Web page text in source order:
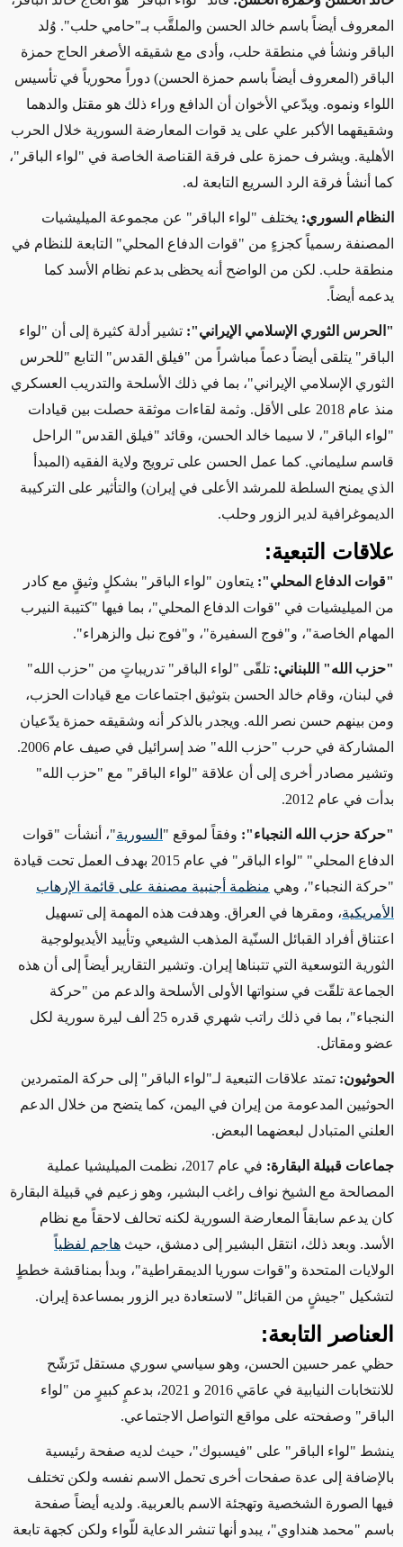
المعروف أيضاً باسم خالد الحسن والملقَّب بـ"حامي حلب". وُلد
الباقر ونشأ في منطقة حلب، وأدى مع شقيقه الأصغر الحاج حمزة
الباقر (المعروف أيضاً باسم حمزة الحسن) دوراً محورياً في تأسيس
اللواء ونموه. ويدّعي الأخوان أن الدافع وراء ذلك هو مقتل والدهما
وشقيقهما الأكبر علي على يد قوات المعارضة السورية خلال الحرب
الأهلية. ويشرف حمزة على فرقة القناصة الخاصة في "لواء الباقر"،
كما أنشأ فرقة الرد السريع التابعة له.
النظام السوري: يختلف "لواء الباقر" عن مجموعة الميليشيات
المصنفة رسمياً كجزءٍ من "قوات الدفاع المحلي" التابعة للنظام في
منطقة حلب. لكن من الواضح أنه يحظى بدعم نظام الأسد كما
يدعمه أيضاً.
"الحرس الثوري الإسلامي الإيراني": تشير أدلة كثيرة إلى أن "لواء
الباقر" يتلقى أيضاً دعماً مباشراً من "فيلق القدس" التابع "للحرس
الثوري الإسلامي الإيراني"، بما في ذلك الأسلحة والتدريب العسكري
منذ عام 2018 على الأقل. وثمة لقاءات موثقة حصلت بين قيادات
"لواء الباقر"، لا سيما خالد الحسن، وقائد "فيلق القدس" الراحل
قاسم سليماني. كما عمل الحسن على ترويج ولاية الفقيه (المبدأ
الذي يمنح السلطة للمرشد الأعلى في إيران) والتأثير على التركيبة
الديموغرافية لدير الزور وحلب.
علاقات التبعية:
"قوات الدفاع المحلي": يتعاون "لواء الباقر" بشكلٍ وثيقٍ مع كادر
من الميليشيات في "قوات الدفاع المحلي"، بما فيها "كتيبة النيرب
المهام الخاصة"، و"فوج السفيرة"، و"فوج نبل والزهراء".
"حزب الله" اللبناني: تلقّى "لواء الباقر" تدريباتٍ من "حزب الله"
في لبنان، وقام خالد الحسن بتوثيق اجتماعات مع قيادات الحزب،
ومن بينهم حسن نصر الله. ويجدر بالذكر أنه وشقيقه حمزة يدّعيان
المشاركة في حرب "حزب الله" ضد إسرائيل في صيف عام 2006.
وتشير مصادر أخرى إلى أن علاقة "لواء الباقر" مع "حزب الله"
بدأت في عام 2012.
"حركة حزب الله النجباء": وفقاً لموقع " السورية"، أنشأت "قوات
الدفاع المحلي" "لواء الباقر" في عام 2015 بهدف العمل تحت قيادة
"حركة النجباء"، وهي منظمة أجنبية مصنفة على قائمة الإرهاب
الأمريكية، ومقرها في العراق. وهدفت هذه المهمة إلى تسهيل
اعتناق أفراد القبائل السنّية المذهب الشيعي وتأييد الأيديولوجية
الثورية التوسعية التي تتبناها إيران. وتشير التقارير أيضاً إلى أن هذه
الجماعة تلقّت في سنواتها الأولى الأسلحة والدعم من "حركة
النجباء"، بما في ذلك راتب شهري قدره 25 ألف ليرة سورية لكل
عضو ومقاتل.
الحوثيون: تمتد علاقات التبعية لـ"لواء الباقر" إلى حركة المتمردين
الحوثيين المدعومة من إيران في اليمن، كما يتضح من خلال الدعم
العلني المتبادل لبعضهما البعض.
جماعات قبيلة البقارة:
في عام 2017، نظمت الميليشيا عملية
المصالحة مع الشيخ نواف راغب البشير، وهو زعيم في قبيلة البقارة
كان يدعم سابقاً المعارضة السورية لكنه تحالف لاحقاً مع نظام
الأسد. وبعد ذلك، انتقل البشير إلى دمشق، حيث هاجم لفظياً
الولايات المتحدة و"قوات سوريا الديمقراطية"، وبدأ بمناقشة خططٍ
لتشكيل "جيشٍ من القبائل" لاستعادة دير الزور بمساعدة إيران.
العناصر التابعة:
حظي عمر حسين الحسن، وهو سياسي سوري مستقل تَرَشّح
للانتخابات النيابية في عامَي 2016 و 2021، بدعمٍ كبيرٍ من "لواء
الباقر" وصفحته على مواقع التواصل الاجتماعي.
ينشط "لواء الباقر" على "فيسبوك"، حيث لديه صفحة رئيسية
بالإضافة إلى عدة صفحات أخرى تحمل الاسم نفسه ولكن تختلف
فيها الصورة الشخصية وتهجئة الاسم بالعربية. ولديه أيضاً صفحة
باسم "محمد هنداوي"، يبدو أنها تنشر الدعاية للّواء ولكن كجهة تابعة